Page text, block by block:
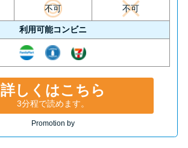
合わせ先とシーン別の問い合わ
せ方法
不可 不可
利用可能コンビニ
詳しくはこちら
3分程で読めます。
Promotion by